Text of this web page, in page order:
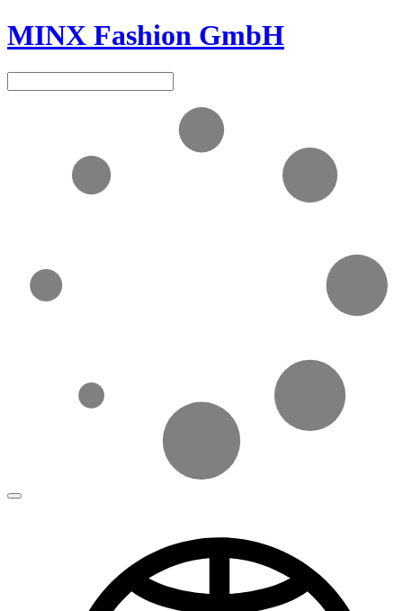
MINX Fashion GmbH